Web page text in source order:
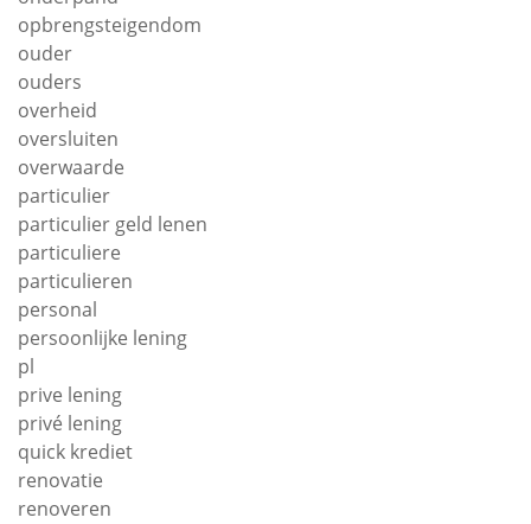
opbrengsteigendom
ouder
ouders
overheid
oversluiten
overwaarde
particulier
particulier geld lenen
particuliere
particulieren
personal
persoonlijke lening
pl
prive lening
privé lening
quick krediet
renovatie
renoveren